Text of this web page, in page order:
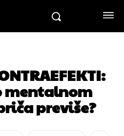
mentalnom
previše?